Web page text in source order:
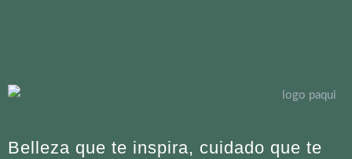
Belleza que te inspira, cuidado que te